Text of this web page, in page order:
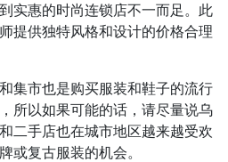
实惠的时尚连锁店不一而足。此
提供独特风格和设计的价格合理
集市也是购买服装和鞋子的流行
所以如果可能的话，请尽量说乌
二手店也在城市地区越来越受欢
或复古服装的机会。